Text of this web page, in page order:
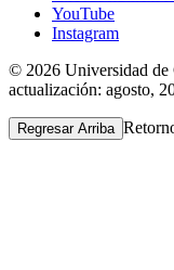
YouTube
Instagram
© 2026 Universidad de
actualización: agosto,
Regresar Arriba